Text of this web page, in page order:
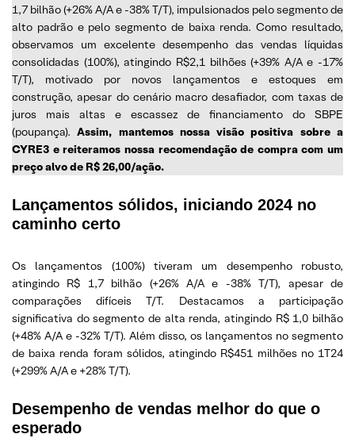
1,7 bilhão (+26% A/A e -38% T/T), impulsionados pelo segmento de
alto padrão e pelo segmento de baixa renda. Como resultado,
observamos um excelente desempenho das vendas líquidas
consolidadas (100%), atingindo R$2,1 bilhões (+39% A/A e -17%
T/T), motivado por novos lançamentos e estoques em
construção, apesar do cenário macro desafiador, com taxas de
juros mais altas e escassez de financiamento do SBPE
(poupança).Assim, mantemos nossa visão positiva sobre a
CYRE3 e reiteramos nossa recomendação de compra com um
preço alvo de R$ 26,00/ação.
Lançamentos sólidos, iniciando 2024 no
caminho certo
Os lançamentos (100%) tiveram um desempenho robusto,
atingindo R$ 1,7 bilhão (+26% A/A e -38% T/T), apesar de
comparações difíceis T/T. Destacamos a participação
significativa do segmento de alta renda, atingindo R$ 1,0 bilhão
(+48% A/A e -32% T/T). Além disso, os lançamentos no segmento
de baixa renda foram sólidos, atingindo R$451 milhões no 1T24
(+299% A/A e +28% T/T).
Desempenho de vendas melhor do que o
esperado